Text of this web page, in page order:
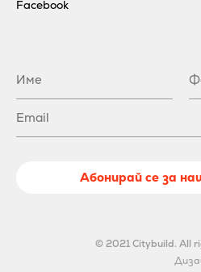
Facebook
Абонирай се за
© 2021 Citybuild. All